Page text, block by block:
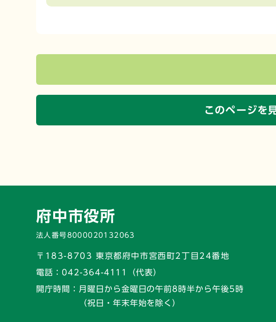
このページを
府中市役所
法人番号8000020132063
〒183-8703 東京都府中市宮西町2丁目24番地
電話： 042-364-4111（代表）
開庁時間：
月曜日から金曜日の午前8時半から午後5時
（祝日・年末年始を除く）